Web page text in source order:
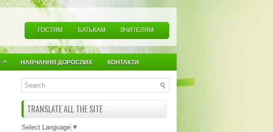
ГОСТЯМ БАТЬКАМ ВЧИТЕЛЯМ
» НАВЧАННЯ ДОРОСЛИХ КОНТАКТИ
TRANSLATE ALL THE SITE
Select Language ▼